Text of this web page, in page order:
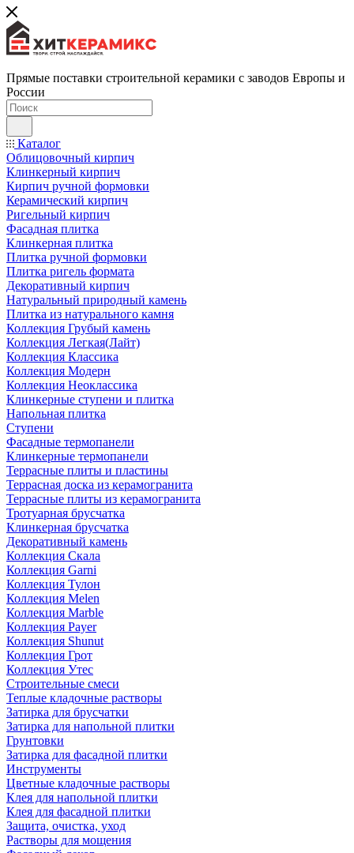
Прямые поставки строительной керамики с заводов Европы и
России
Каталог
Облицовочный кирпич
Клинкерный кирпич
Кирпич ручной формовки
Керамический кирпич
Ригельный кирпич
Фасадная плитка
Клинкерная плитка
Плитка ручной формовки
Плитка ригель формата
Декоративный кирпич
Натуральный природный камень
Плитка из натурального камня
Коллекция Грубый камень
Коллекция Легкая(Лайт)
Коллекция Классика
Коллекция Модерн
Коллекция Неоклассика
Клинкерные ступени и плитка
Напольная плитка
Ступени
Фасадные термопанели
Клинкерные термопанели
Террасные плиты и пластины
Террасная доска из керамогранита
Террасные плиты из керамогранита
Тротуарная брусчатка
Клинкерная брусчатка
Декоративный камень
Коллекция Скала
Коллекция Garni
Коллекция Тулон
Коллекция Melen
Коллекция Marble
Коллекция Payer
Коллекция Shunut
Коллекция Грот
Коллекция Утес
Строительные смеси
Теплые кладочные растворы
Затирка для брусчатки
Затирка для напольной плитки
Грунтовки
Затирка для фасадной плитки
Инструменты
Цветные кладочные растворы
Клея для напольной плитки
Клея для фасадной плитки
Защита, очистка, уход
Растворы для мощения